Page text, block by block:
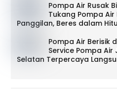
Pompa Air Rusak
Tukang Pompa
Panggilan, Beres dalam
Pompa Air Berisik
Service Pompa
Selatan Terpercaya